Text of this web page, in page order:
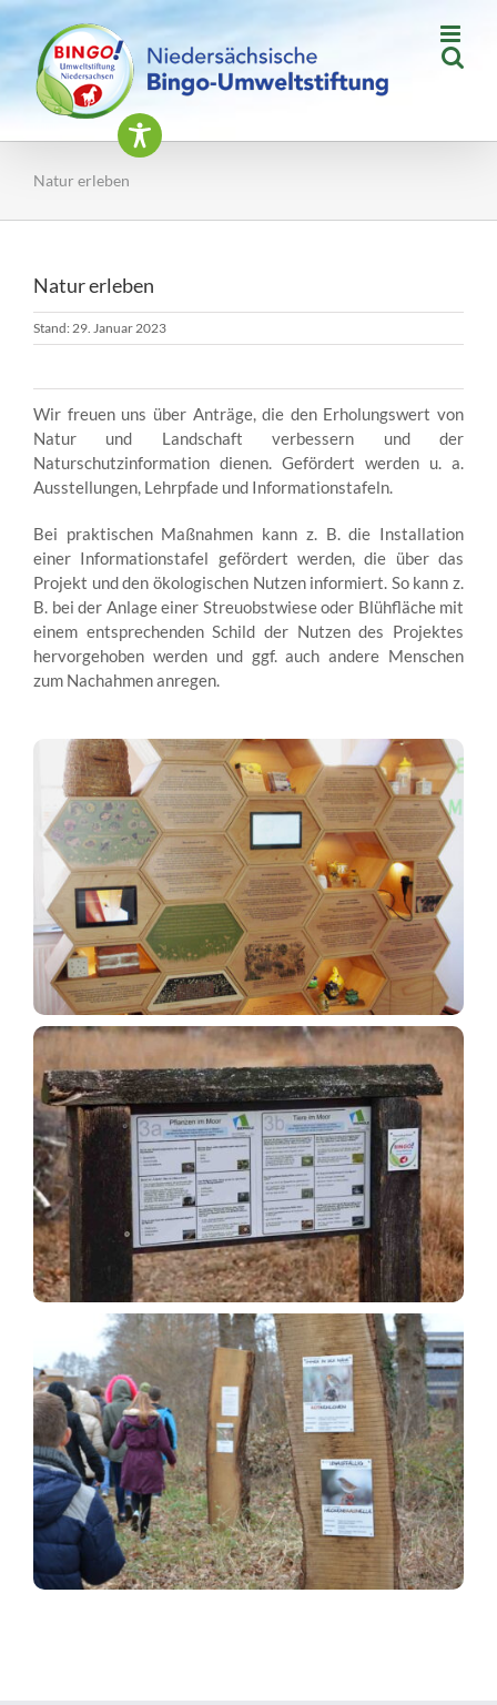
Zum
springen
Natur erleben
Natur erleben
Stand: 29. Januar 2023
Wir freuen uns über Anträge, die den Erholungswert von
Natur und Landschaft verbessern und der
Naturschutzinformation dienen. Gefördert werden u. a.
Ausstellungen, Lehrpfade und Informationstafeln.
Bei praktischen Maßnahmen kann z. B. die Installation
einer Informationstafel gefördert werden, die über das
Projekt und den ökologischen Nutzen informiert. So kann z.
B. bei der Anlage einer Streuobstwiese oder Blühfläche mit
einem entsprechenden Schild der Nutzen des Projektes
hervorgehoben werden und ggf. auch andere Menschen
zum Nachahmen anregen.